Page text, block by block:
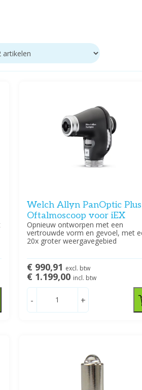
Welch Allyn PanOptic Plus
Oftalmoscoop voor iEX
Opnieuw ontworpen met een
vertrouwde vorm en gevoel, met
20x groter weergavegebied
€ 990,91 excl. btw
€ 1.199,00 incl. btw
- +